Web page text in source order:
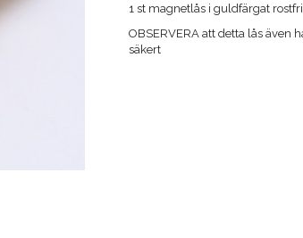
1 st magnetlås i guldfärgat
OBSERVERA att detta lås även
säkert